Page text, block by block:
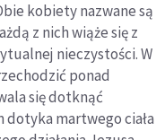
kobiety nazwane są
z nich wiąże się z
nieczystości. W
ponad
się dotknąć
martwego ciała